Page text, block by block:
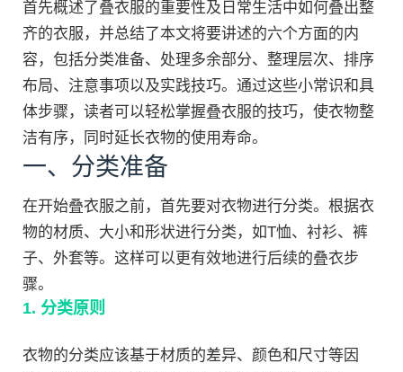
首先概述了叠衣服的重要性及日常生活中如何叠出整
齐的衣服，并总结了本文将要讲述的六个方面的内
容，包括分类准备、处理多余部分、整理层次、排序
布局、注意事项以及实践技巧。通过这些小常识和具
体步骤，读者可以轻松掌握叠衣服的技巧，使衣物整
洁有序，同时延长衣物的使用寿命。
一、分类准备
在开始叠衣服之前，首先要对衣物进行分类。根据衣
物的材质、大小和形状进行分类，如T恤、衬衫、裤
子、外套等。这样可以更有效地进行后续的叠衣步
骤。
1. 分类原则
衣物的分类应该基于材质的差异、颜色和尺寸等因